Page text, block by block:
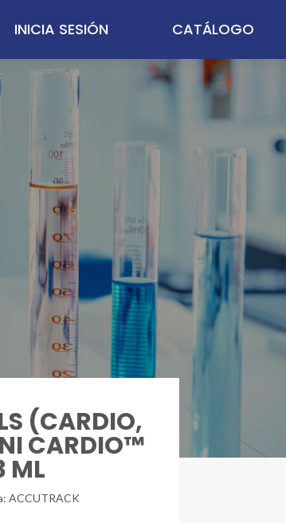
INICIA SESIÓN CATÁLOGO
(CARDIO,
CARDIO™
ML
ACCUTRACK